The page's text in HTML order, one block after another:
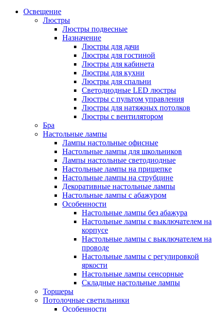
Освещение
Люстры
Люстры подвесные
Назначение
Люстры для дачи
Люстры для гостиной
Люстры для кабинета
Люстры для кухни
Люстры для спальни
Светодиодные LED люстры
Люстры с пультом управления
Люстры для натяжных потолков
Люстры с вентилятором
Бра
Настольные лампы
Лампы настольные офисные
Настольные лампы для школьников
Лампы настольные светодиодные
Настольные лампы на прищепке
Настольные лампы на струбцине
Декоративные настольные лампы
Настольные лампы с абажуром
Особенности
Настольные лампы без абажура
Настольные лампы с выключателем на
корпусе
Настольные лампы с выключателем на
проводе
Настольные лампы с регулировкой
яркости
Настольные лампы сенсорные
Складные настольные лампы
Торшеры
Потолочные светильники
Особенности